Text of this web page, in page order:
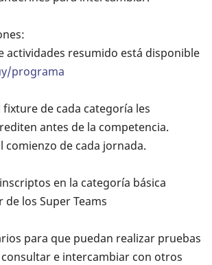
actividades resumido está disponible
programa
de cada categoría les
antes de la competencia.
comienzo de cada jornada.
en la categoría básica
los Super Teams
para que puedan realizar pruebas
e intercambiar con otros